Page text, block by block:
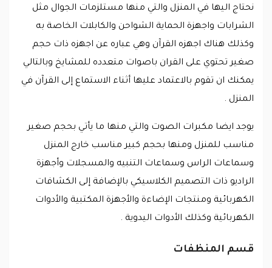
نحتاج اليها في المنزل والتي منها مستلزمات الجوال مثل
الشرابات واجهزة الحماية الشواحن والكابلات الخاصة به
وكذلك هناك اجهزه القرآن وهي عباره عن اجهزه ذات حجم
صغير تحتوي على القران باصوات متعدده للمشايخ وبالتالي
يمكنك ان تقوم بالاعتماد عليها أثناء الاستماع إلى القرآن في
المنزل .
يوجد ايضا مكبرات الصوت والتي منها ما يأتي بحجم صغير
مناسب للمنزل ومنها بحجم كبير مناسب خارج المنزل
وسماعات الراس وسماعات التنبيه والمسجلات وأجهزة
الراديو ذات التصميم الكلاسيكي بالإضافة إلى الكشافات
الكهربائية ومنتجات الإضاءة والأجهزة المكتبية والأدوات
الكهربائية وكذلك الأدوات اليدوية .
قسم المنظفات